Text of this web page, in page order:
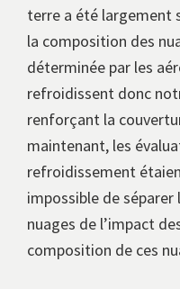
terre a été largement
la composition des
déterminée par les
refroidissent donc
renforçant la
maintenant, les
refroidissement
impossible de
nuages de l’impact
composition de ces